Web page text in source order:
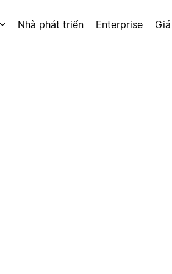
Nhà phát triển Enterprise Giá